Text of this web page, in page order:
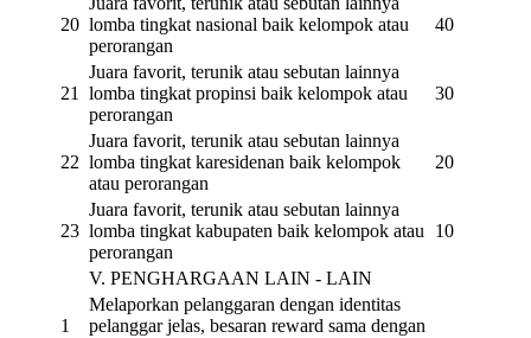
20 lomba tingkat nasional baik kelompok atau
perorangan
40
21
Juara favorit, terunik atau sebutan lainnya
lomba tingkat propinsi baik kelompok atau
perorangan
30
22
Juara favorit, terunik atau sebutan lainnya
lomba tingkat karesidenan baik kelompok
atau perorangan
20
23
Juara favorit, terunik atau sebutan lainnya
lomba tingkat kabupaten baik kelompok atau
perorangan
10
V. PENGHARGAAN LAIN - LAIN
1
Melaporkan pelanggaran dengan identitas
pelanggar jelas, besaran reward sama dengan